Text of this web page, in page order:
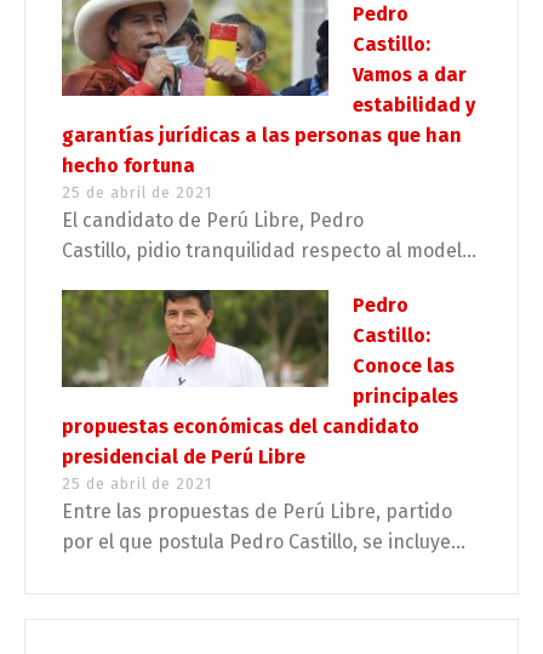
Pedro
Castillo:
Vamos a dar
estabilidad y
garantías jurídicas a las personas que han
hecho fortuna
25 de abril de 2021
El candidato de Perú Libre, Pedro
Castillo, pidio tranquilidad respecto al model...
Pedro
Castillo:
Conoce las
principales
propuestas económicas del candidato
presidencial de Perú Libre
25 de abril de 2021
Entre las propuestas de Perú Libre, partido
por el que postula Pedro Castillo, se incluye...